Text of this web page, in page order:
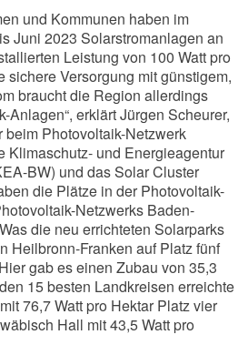
und Kommunen haben im
Juni 2023 Solarstromanlagen an
Leistung von 100 Watt pro
sichere Versorgung mit günstigem,
braucht die Region allerdings
Anlagen“, erklärt Jürgen Scheurer,
Photovoltaik-Netzwerk
Klimaschutz- und Energieagentur
BW) und das Solar Cluster
die Plätze in der Photovoltaik-
Netzwerks Baden-
die neu errichteten Solarparks
Heilbronn-Franken auf Platz fünf
gab es einen Zubau von 35,3
15 besten Landkreisen erreichte
76,7 Watt pro Hektar Platz vier
Hall mit 43,5 Watt pro